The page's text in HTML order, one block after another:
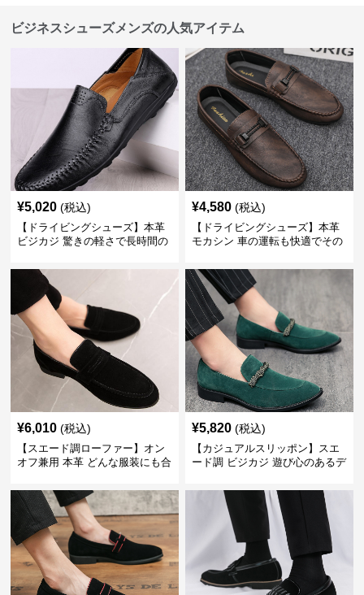
ビジネスシューズメンズの人気アイテム
¥5,020 (税込)
【ドライビングシューズ】本革
ビジカジ 驚きの軽さで長時間の
¥4,580 (税込)
【ドライビングシューズ】本革
モカシン 車の運転も快適でその
¥6,010 (税込)
【スエード調ローファー】オン
オフ兼用 本革 どんな服装にも合
供
¥5,820 (税込)
【カジュアルスリッポン】スエ
ード調 ビジカジ 遊び心のあるデ
表現